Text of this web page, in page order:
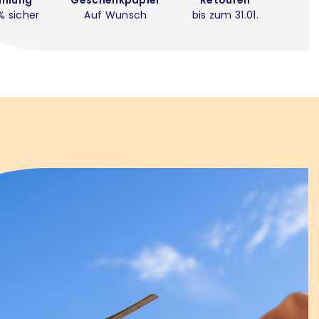
sicher
Auf Wunsch
bis zum 31.01.